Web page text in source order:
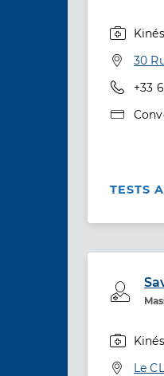
30
+33
Type
TESTS
Le